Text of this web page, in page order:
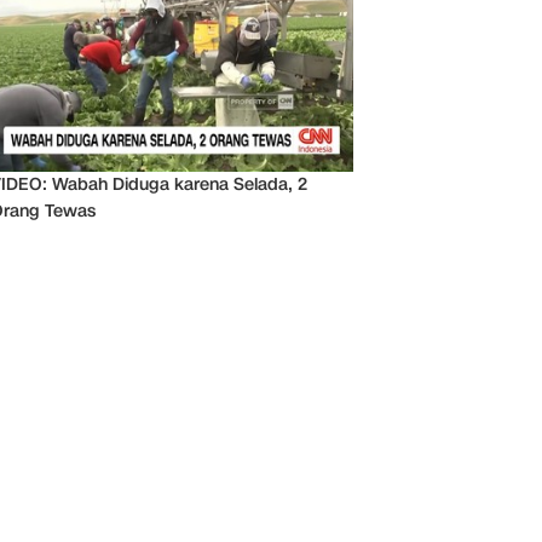
Wabah Diduga karena Selada, 2
Tewas